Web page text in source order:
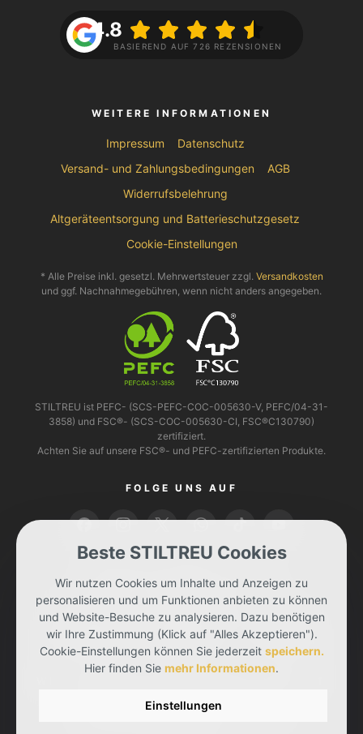
4.8
BASIEREND AUF 726 REZENSIONEN
WEITERE INFORMATIONEN
Impressum
Datenschutz
Versand- und Zahlungsbedingungen
AGB
Widerrufsbelehrung
Altgeräteentsorgung und Batterieschutzgesetz
Cookie-Einstellungen
* Alle Preise inkl. gesetzl. Mehrwertsteuer zzgl. Versandkosten
und ggf. Nachnahmegebühren, wenn nicht anders angegeben.
STILTREU ist PEFC- (SCS-PEFC-COC-005630-V, PEFC/04-31-
3858) und FSC®- (SCS-COC-005630-CI, FSC®C130790)
zertifiziert.
Achten Sie auf unsere FSC®- und PEFC-zertifizierten Produkte.
FOLGE UNS AUF
Beste STILTREU Cookies
Wir nutzen Cookies um Inhalte und Anzeigen zu
personalisieren und um Funktionen anbieten zu können
und Website-Besuche zu analysieren. Dazu benötigen
wir Ihre Zustimmung (Klick auf "Alles Akzeptieren").
Cookie-Einstellungen können Sie jederzeit speichern.
Hier finden Sie mehr Informationen.
Einstellungen